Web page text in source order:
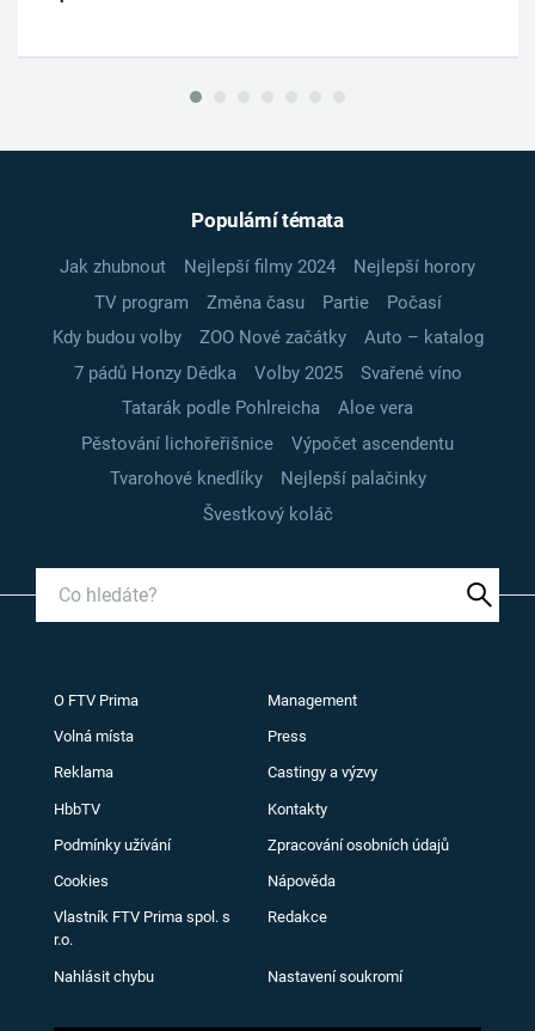
Populární témata
Jak zhubnout Nejlepší filmy 2024
Nejlepší horory
TV program
Změna času Partie
Počasí
Kdy budou volby
ZOO Nové začátky
Auto – katalog
7 pádů Honzy Dědka
Volby 2025
Svařené víno
Tatarák podle Pohlreicha
Aloe vera
Pěstování lichořeřišnice
Výpočet ascendentu
Tvarohové knedlíky
Nejlepší palačinky
Švestkový koláč
O FTV Prima Management
Volná místa Press
Reklama Castingy a výzvy
HbbTV Kontakty
Podmínky užívání Zpracování osobních údajů
Cookies Nápověda
Vlastník FTV Prima spol. s
r.o.
Redakce
Nahlásit chybu Nastavení soukromí